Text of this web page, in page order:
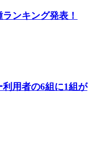
ンキング発表！
用者の6組に1組が